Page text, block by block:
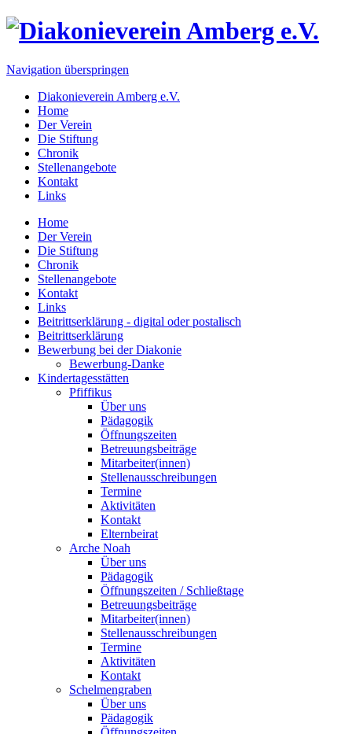
Navigation überspringen
Diakonieverein Amberg e.V.
Home
Der Verein
Die Stiftung
Chronik
Stellenangebote
Kontakt
Links
Home
Der Verein
Die Stiftung
Chronik
Stellenangebote
Kontakt
Links
Beitrittserklärung - digital oder postalisch
Beitrittserklärung
Bewerbung bei der Diakonie
Bewerbung-Danke
Kindertagesstätten
Pfiffikus
Über uns
Pädagogik
Öffnungszeiten
Betreuungsbeiträge
Mitarbeiter(innen)
Stellenausschreibungen
Termine
Aktivitäten
Kontakt
Elternbeirat
Arche Noah
Über uns
Pädagogik
Öffnungszeiten / Schließtage
Betreuungsbeiträge
Mitarbeiter(innen)
Stellenausschreibungen
Termine
Aktivitäten
Kontakt
Schelmengraben
Über uns
Pädagogik